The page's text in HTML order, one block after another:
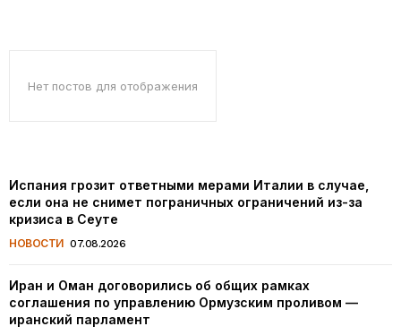
Нет постов для отображения
Испания грозит ответными мерами Италии в случае,
если она не снимет пограничных ограничений из-за
кризиса в Сеуте
НОВОСТИ 07.08.2026
Иран и Оман договорились об общих рамках
соглашения по управлению Ормузским проливом —
иранский парламент